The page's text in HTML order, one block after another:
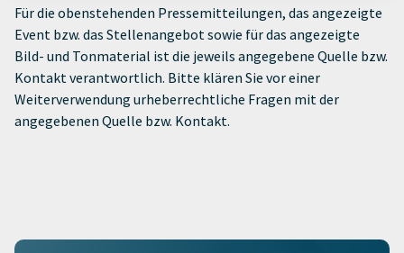
Für die obenstehenden Pressemitteilungen, das angezeigte
Event bzw. das Stellenangebot sowie für das angezeigte
Bild- und Tonmaterial ist die jeweils angegebene Quelle bzw.
Kontakt verantwortlich. Bitte klären Sie vor einer
Weiterverwendung urheberrechtliche Fragen mit der
angegebenen Quelle bzw. Kontakt.